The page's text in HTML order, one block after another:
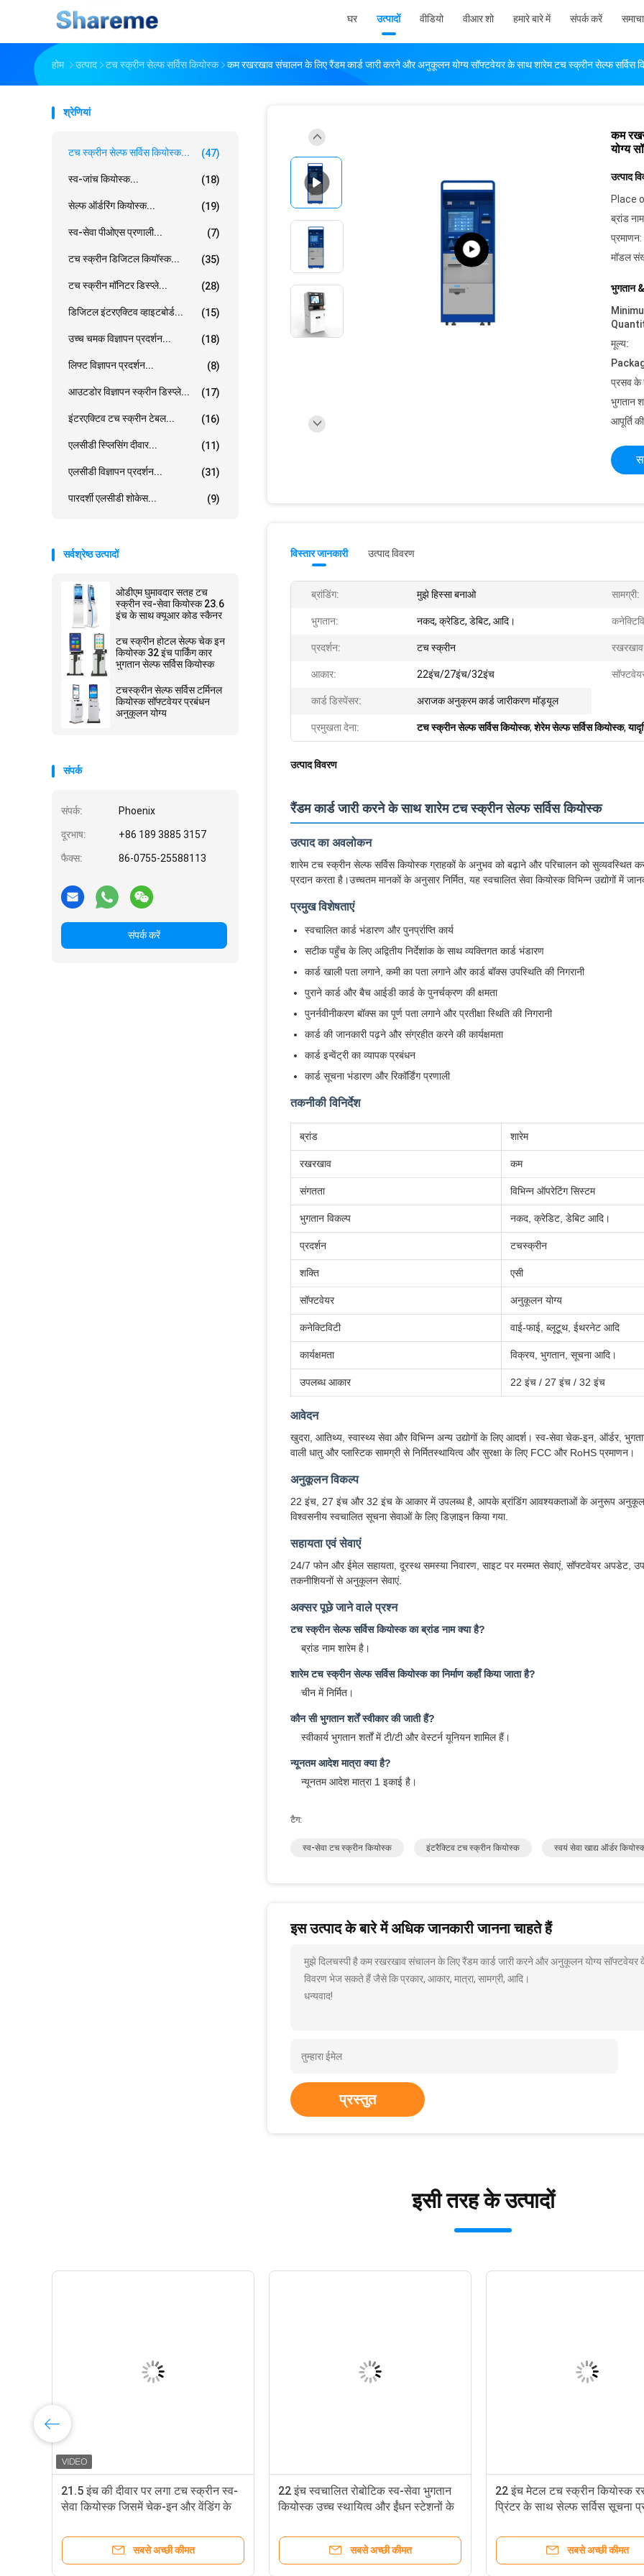
घर उत्पादों वीडियो वीआर शो हमारे बारे में संपर्क करें
होम उत्पाद टच स्क्रीन सेल्फ सर्विस कियोस्क कम रखरखाव संचालन के लिए रैंडम कार्ड जारी करने और अनुकूलन योग्य सॉफ्टवेयर के साथ शारेम टच स्क्रीन सेल्फ सर्विस
श्रेणियां
टच स्क्रीन सेल्फ सर्विस कियोस्क... (47)
स्व-जांच कियोस्क... (18)
सेल्फ ऑर्डरिंग कियोस्क... (19)
स्व-सेवा पीओएस प्रणाली... (7)
टच स्क्रीन डिजिटल कियॉस्क... (35)
टच स्क्रीन मॉनिटर डिस्प्ले... (28)
डिजिटल इंटरएक्टिव व्हाइटबोर्ड... (15)
उच्च चमक विज्ञापन प्रदर्शन... (18)
लिफ्ट विज्ञापन प्रदर्शन... (8)
आउटडोर विज्ञापन स्क्रीन डिस्प्ले... (17)
इंटरएक्टिव टच स्क्रीन टेबल... (16)
एलसीडी स्प्लिसिंग दीवार... (11)
एलसीडी विज्ञापन प्रदर्शन... (31)
पारदर्शी एलसीडी शोकेस... (9)
सर्वश्रेष्ठ उत्पादों
ओडीएम घुमावदार सतह टच
स्क्रीन स्व-सेवा कियोस्क 23.6
इंच के साथ क्यूआर कोड स्कैनर
टच स्क्रीन होटल सेल्फ चेक इन
कियोस्क 32 इंच पार्किंग कार
भुगतान सेल्फ सर्विस कियोस्क
टचस्क्रीन सेल्फ सर्विस टर्मिनल
कियोस्क सॉफ्टवेयर प्रबंधन
अनुकूलन योग्य
संपर्क
संपर्क: Phoenix
दूरभाष: +86 189 3885 3157
फैक्स: 86-0755-25588113
संपर्क करें
कम
योग्य
उत्पाद
Place
ब्रांड
प्रमाणन:
मॉडल
भुगतान
मूल्य:
प्रसव के
भुगतान
आपूर्ति
विस्तार जानकारी उत्पाद विवरण
ब्रांडिंग: मुझे हिस्सा बनाओ सामग्री:
भुगतान: नकद, क्रेडिट, डेबिट, आदि।
प्रदर्शन: टच स्क्रीन
आकार: 22इंच/27इंच/32इंच
कार्ड डिस्पेंसर: अराजक अनुक्रम कार्ड जारीकरण मॉड्यूल
प्रमुखता देना: टच स्क्रीन सेल्फ सर्विस कियोस्क,शेरेम सेल्फ सर्विस कियोस्क,
उत्पाद विवरण
रैंडम कार्ड जारी करने के साथ शारेम टच स्क्रीन सेल्फ सर्विस कियोस्क
उत्पाद का अवलोकन
शारेम टच स्क्रीन सेल्फ सर्विस कियोस्क ग्राहकों के अनुभव को बढ़ाने और परिचालन को सुव्यवस्थित
प्रदान करता है।उच्चतम मानकों के अनुसार निर्मित, यह स्वचालित सेवा कियोस्क विभिन्न उद्योगों
प्रमुख विशेषताएं
स्वचालित कार्ड भंडारण और पुनर्प्राप्ति कार्य
सटीक पहुँच के लिए अद्वितीय निर्देशांक के साथ व्यक्तिगत कार्ड भंडारण
कार्ड खाली पता लगाने, कमी का पता लगाने और कार्ड बॉक्स उपस्थिति की निगरानी
पुराने कार्ड और बैच आईडी कार्ड के पुनर्चक्रण की क्षमता
पुनर्नवीनीकरण बॉक्स का पूर्ण पता लगाने और प्रतीक्षा स्थिति की निगरानी
कार्ड की जानकारी पढ़ने और संग्रहीत करने की कार्यक्षमता
कार्ड इन्वेंट्री का व्यापक प्रबंधन
कार्ड सूचना भंडारण और रिकॉर्डिंग प्रणाली
तकनीकी विनिर्देश
ब्रांड शारेम
रखरखाव कम
संगतता विभिन्न ऑपरेटिंग सिस्टम
भुगतान विकल्प नकद, क्रेडिट, डेबिट आदि।
प्रदर्शन टचस्क्रीन
शक्ति एसी
सॉफ्टवेयर अनुकूलन योग्य
कनेक्टिविटी वाई-फाई, ब्लूटूथ, ईथरनेट आदि
कार्यक्षमता विक्रय, भुगतान, सूचना आदि।
उपलब्ध आकार 22 इंच / 27 इंच / 32 इंच
आवेदन
खुदरा, आतिथ्य, स्वास्थ्य सेवा और विभिन्न अन्य उद्योगों के लिए आदर्श। स्व-सेवा चेक-इन, ऑर्डर,
वाली धातु और प्लास्टिक सामग्री से निर्मितस्थायित्व और सुरक्षा के लिए FCC और RoHS प्रमाणन।
अनुकूलन विकल्प
22 इंच, 27 इंच और 32 इंच के आकार में उपलब्ध है, आपके ब्रांडिंग आवश्यकताओं के अनुरूप
विश्वसनीय स्वचालित सूचना सेवाओं के लिए डिज़ाइन किया गया.
सहायता एवं सेवाएं
24/7 फोन और ईमेल सहायता, दूरस्थ समस्या निवारण, साइट पर मरम्मत सेवाएं, सॉफ्टवेयर अपडेट,
तकनीशियनों से अनुकूलन सेवाएं.
अक्सर पूछे जाने वाले प्रश्न
टच स्क्रीन सेल्फ सर्विस कियोस्क का ब्रांड नाम क्या है?
ब्रांड नाम शारेम है।
शारेम टच स्क्रीन सेल्फ सर्विस कियोस्क का निर्माण कहाँ किया जाता है?
चीन में निर्मित।
कौन सी भुगतान शर्तें स्वीकार की जाती हैं?
स्वीकार्य भुगतान शर्तों में टी/टी और वेस्टर्न यूनियन शामिल हैं।
न्यूनतम आदेश मात्रा क्या है?
न्यूनतम आदेश मात्रा 1 इकाई है।
टैग:
स्व-सेवा टच स्क्रीन कियोस्क इंटरैक्टिव टच स्क्रीन कियोस्क स्वयं सेवा खाद्य ऑर्डर
इस उत्पाद के बारे में अधिक जानकारी जानना चाहते हैं
मुझे दिलचस्पी है कम रखरखाव संचालन के लिए रैंडम कार्ड जारी करने और अनुकूलन योग्य
विवरण भेज सकते हैं जैसे कि प्रकार, आकार, मात्रा, सामग्री, आदि।
धन्यवाद!
प्रस्तुत
इसी तरह के उत्पादों
21.5 इंच की दीवार पर लगा टच स्क्रीन स्व-
सेवा कियोस्क जिसमें चेक-इन और वेंडिंग के
सबसे अच्छी कीमत
22 इंच स्वचालित रोबोटिक स्व-सेवा भुगतान
कियोस्क उच्च स्थायित्व और ईंधन स्टेशनों के
सबसे अच्छी कीमत
22 इंच मेटल टच स्क्रीन कियोस्क
प्रिंटर के साथ सेल्फ सर्विस सूचना
सबसे अच्छी कीमत